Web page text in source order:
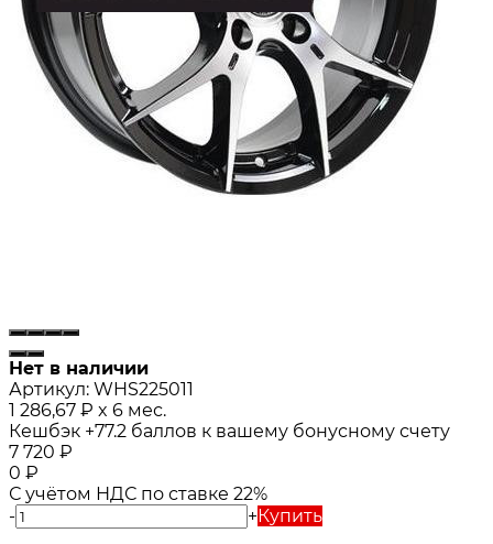
Нет в наличии
Артикул: WHS225011
1 286,67 ₽ x 6 мес.
Кешбэк +77.2 баллов к вашему бонусному счету
7 720 ₽
0 ₽
С учётом НДС по ставке 22%
-
+Купить